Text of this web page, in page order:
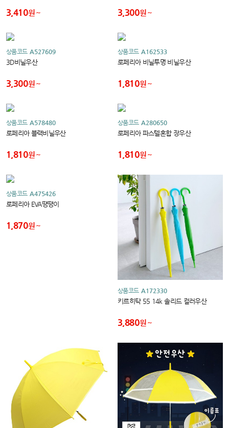
3,410원 3,300원
상품코드 A527609
3D비닐우산
3,300원
상품코드 A162533
로페리아 비닐투명 비닐우산
1,810원
상품코드 A578480
로페리아 블랙비닐우산
1,810원
상품코드 A280650
로페리아 파스텔혼합 장우산
1,810원
상품코드 A475426
로페리아 EVA땡땡이
1,870원
상품코드 A172330
키르히탁 55 14k 솔리드 컬러우산
3,880원